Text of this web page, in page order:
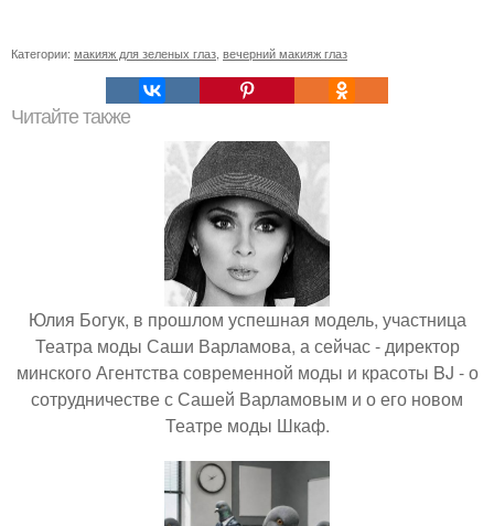
Категории: макияж для зеленых глаз, вечерний макияж глаз
Читайте также
Юлия Богук, в прошлом успешная модель, участница
Театра моды Саши Варламова, а сейчас - директор
минского Агентства современной моды и красоты BJ - о
сотрудничестве с Сашей Варламовым и о его новом
Театре моды Шкаф.